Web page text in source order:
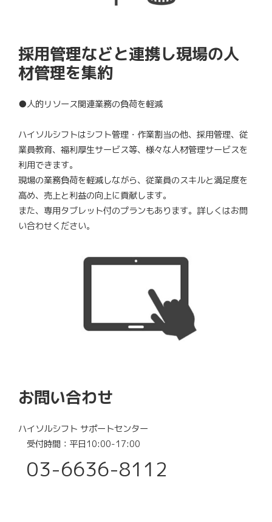
採用管理などと連携し現場の人
材管理を集約
●人的リソース関連業務の負荷を軽減
ハイソルシフトはシフト管理・作業割当の他、採用管理、従
業員教育、福利厚生サービス等、様々な人材管理サービスを
利用できます。
現場の業務負荷を軽減しながら、従業員のスキルと満足度を
高め、売上と利益の向上に貢献します。
また、専用タブレット付のプランもあります。詳しくはお問
い合わせください。
お問い合わせ
ハイソルシフト サポートセンター
受付時間：平日10:00-17:00​
03-6636-8112